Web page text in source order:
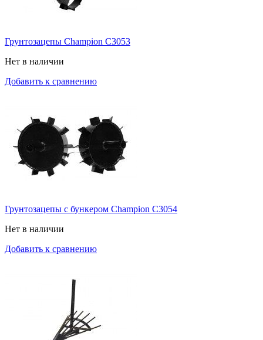
Грунтозацепы Champion C3053
Нет в наличии
Добавить к сравнению
Грунтозацепы с бункером Champion C3054
Нет в наличии
Добавить к сравнению